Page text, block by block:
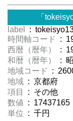
「
label
:
時間軸コード
:
西暦（暦年）
:
和暦（暦年）
:
地域コード
:
地域 : 京都府
項目
: その他
数値 : 17437165
単位 : 千円